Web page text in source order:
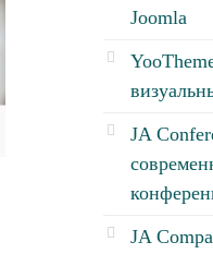
Joomla
JA
JA